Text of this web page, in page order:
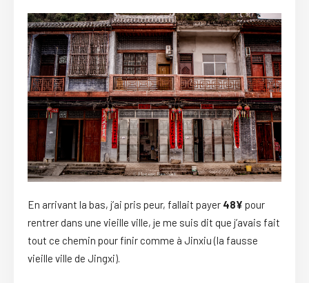
En arrivant la bas, j’ai pris peur, fallait payer 48¥ pour
rentrer dans une vieille ville, je me suis dit que j’avais fait
tout ce chemin pour finir comme à Jinxiu (la fausse
vieille ville de Jingxi).